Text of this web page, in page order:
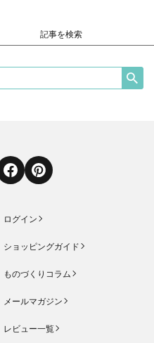
記事を検索
FacebookPinterest
ログイン
ショッピングガイド
ものづくりコラム
メールマガジン
レビュー一覧